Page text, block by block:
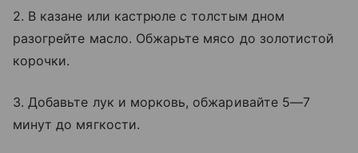
2. В казане или кастрюле с толстым дном
разогрейте масло. Обжарьте мясо до золотистой
корочки.
3. Добавьте лук и морковь, обжаривайте 5—7
минут до мягкости.